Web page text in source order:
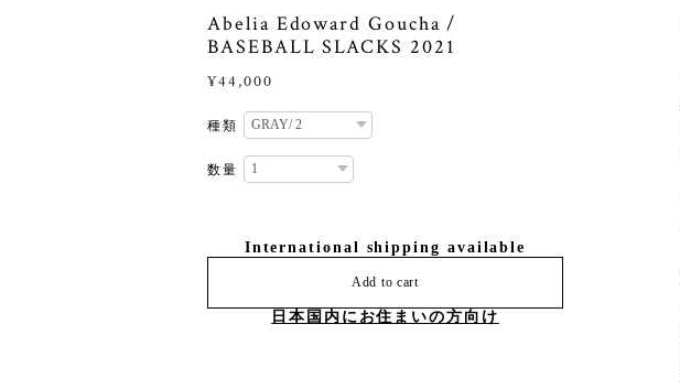
Abelia Edoward Goucha /
BASEBALL SLACKS 2021
¥44,000
種類
数量
International shipping available
Add to cart
日本国内にお住まいの方向け